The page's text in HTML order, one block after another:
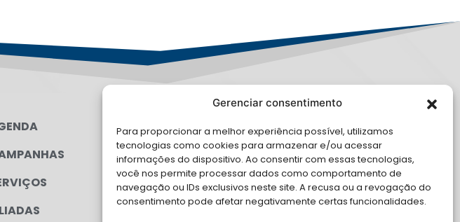
Gerenciar consentimento
Para proporcionar a melhor experiência possível, utilizamos
tecnologias como cookies para armazenar e/ou acessar
informações do dispositivo. Ao consentir com essas tecnologias,
você nos permite processar dados como comportamento de
navegação ou IDs exclusivos neste site. A recusa ou a revogação do
consentimento pode afetar negativamente certas funcionalidades.
LGPD
FALE CONOSCO
Solicite Apoio Institucional da AMB
para o seu evento